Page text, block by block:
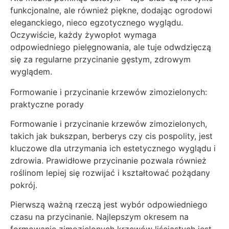
funkcjonalne, ale również piękne, dodając ogrodowi
eleganckiego, nieco egzotycznego wyglądu.
Oczywiście, każdy żywopłot wymaga
odpowiedniego pielęgnowania, ale tuje odwdzięczą
się za regularne przycinanie gęstym, zdrowym
wyglądem.
Formowanie i przycinanie krzewów zimozielonych:
praktyczne porady
Formowanie i przycinanie krzewów zimozielonych,
takich jak bukszpan, berberys czy cis pospolity, jest
kluczowe dla utrzymania ich estetycznego wyglądu i
zdrowia. Prawidłowe przycinanie pozwala również
roślinom lepiej się rozwijać i kształtować pożądany
pokrój.
Pierwszą ważną rzeczą jest wybór odpowiedniego
czasu na przycinanie. Najlepszym okresem na